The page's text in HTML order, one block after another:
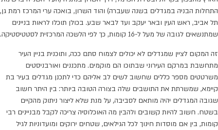
התחלות הבניה במגדלים בשנה שעברה) והוד השרון, בואכה ערי המרכז רמת גן,
תל אביב, ראש העין ובאר יעקב ועד לבאר שבע. בכולן תוכלו לראות בניינים
שמתנשאים לגובה של מעל ל-16 קומות, כך לפי הלשכה המרכזית לסטטיסטיקה.
זה המקום לציין שמגדלים לא יכולים לצמוח סתם ככה, ותוכנית בניין העיר
מתחשבת במרקם העירוני שבתוכו הם מוקמים. מתכננים ואורבניסטים
משרטטים מספר כללים שחשוב לשים לב אליהם כדי לתכנן מגדלים בעיר בת
קיימא, שמשרתת את התושבים שלה בצורה הטובה ביותר: בין היתר חשוב
שגובה המגדלים יהיה מותאם לסביבה, על מנת שלא ליצור ניתוק מהקיים
בשטח. חשוב להיות קשובים ולהבין מה האוכלוסיה צריכה לקבל מבניינים רבי
קומות, בין אם מוסדות חינוך לכל הגילאים, שטחים ירוקים ומועדוניות לגיל